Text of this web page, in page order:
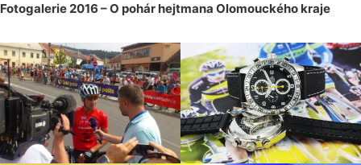
Fotogalerie 2016 – O pohár hejtmana Olomouckého kraje